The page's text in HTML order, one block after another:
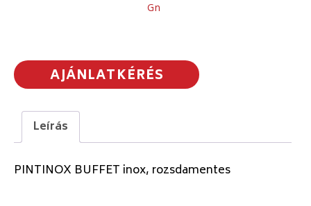
Gn
AJÁNLATKÉRÉS
Leírás
PINTINOX BUFFET inox, rozsdamentes